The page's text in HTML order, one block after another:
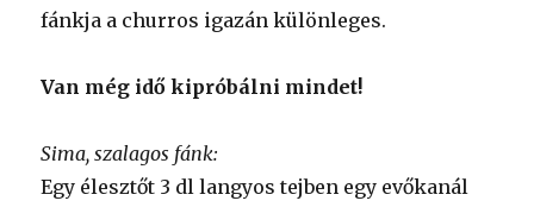
fánkja a churros igazán különleges.
Van még idő kipróbálni mindet!
Sima, szalagos fánk:
Egy élesztőt 3 dl langyos tejben egy evőkanál